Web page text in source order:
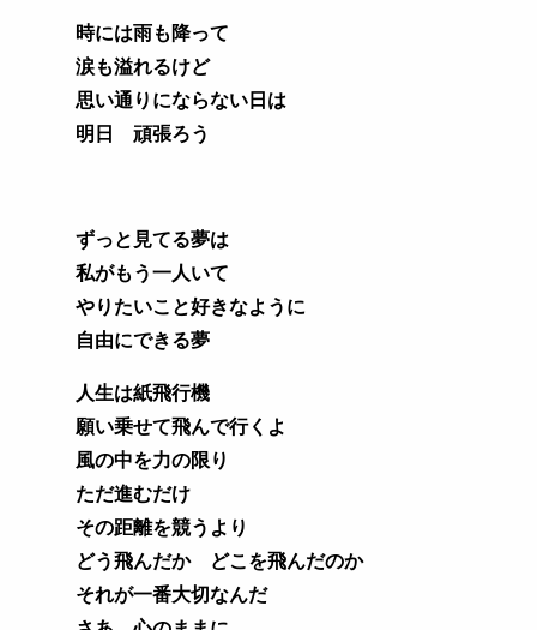
時には雨も降って
涙も溢れるけど
思い通りにならない日は
明日 頑張ろう
ずっと見てる夢は
私がもう一人いて
やりたいこと好きなように
自由にできる夢
人生は紙飛行機
願い乗せて飛んで行くよ
風の中を力の限り
ただ進むだけ
その距離を競うより
どう飛んだか どこを飛んだのか
それが一番大切なんだ